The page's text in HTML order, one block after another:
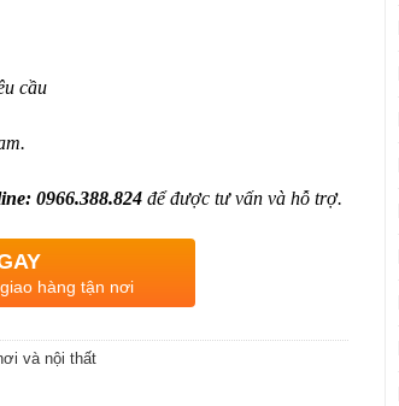
cầu
0966.388.824để được tư vấn và hỗ trợ.
hàng tận nơi
và nội thất